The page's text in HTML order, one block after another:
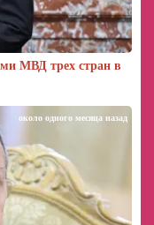
МВД трех стран в
около одного месяца назад